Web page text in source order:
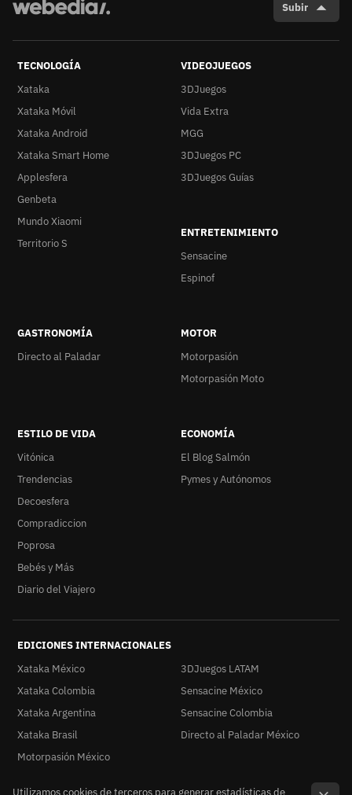
Subir
TECNOLOGÍA
Xataka
Xataka Móvil
Xataka Android
Xataka Smart Home
Applesfera
Genbeta
Mundo Xiaomi
Territorio S
VIDEOJUEGOS
3DJuegos
Vida Extra
MGG
3DJuegos PC
3DJuegos Guías
ENTRETENIMIENTO
Sensacine
Espinof
GASTRONOMÍA
Directo al Paladar
MOTOR
Motorpasión
Motorpasión Moto
ESTILO DE VIDA
Vitónica
Trendencias
Decoesfera
Compradiccion
Poprosa
Bebés y Más
Diario del Viajero
ECONOMÍA
El Blog Salmón
Pymes y Autónomos
EDICIONES INTERNACIONALES
Xataka México
Xataka Colombia
Xataka Argentina
Xataka Brasil
3DJuegos LATAM
Sensacine México
Sensacine Colombia
Directo al Paladar México
Motorpasión México
Utilizamos cookies de terceros para generar estadísticas de